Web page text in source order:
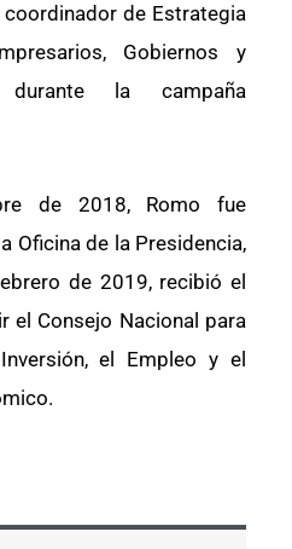
de Estrategia
Gobiernos y
la campaña
de 2018, Romo fue
Oficina de la Presidencia,
de 2019, recibió el
el Consejo Nacional para
el Empleo y el